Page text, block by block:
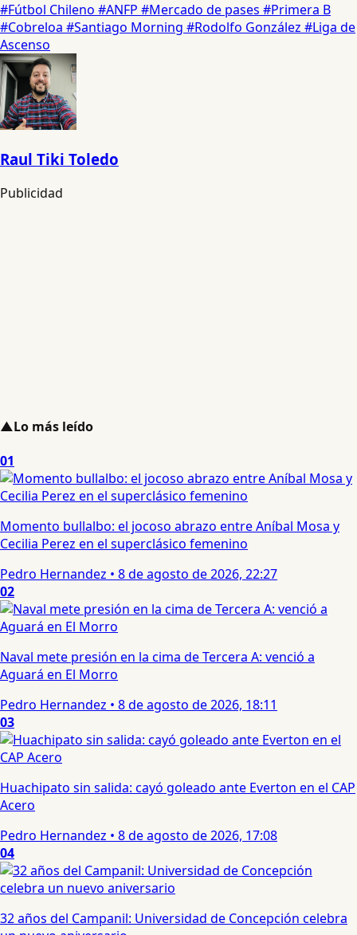
#Fútbol Chileno #ANFP #Mercado de pases #Primera B
#Cobreloa #Santiago Morning #Rodolfo González #Liga de
Ascenso
Raul Tiki Toledo
Publicidad
▲Lo más leído
01
Momento bullalbo: el jocoso abrazo entre Aníbal Mosa y
Cecilia Perez en el superclásico femenino
Pedro Hernandez • 8 de agosto de 2026, 22:27
02
Naval mete presión en la cima de Tercera A: venció a
Aguará en El Morro
Pedro Hernandez • 8 de agosto de 2026, 18:11
03
Huachipato sin salida: cayó goleado ante Everton en el CAP
Acero
Pedro Hernandez • 8 de agosto de 2026, 17:08
04
32 años del Campanil: Universidad de Concepción celebra